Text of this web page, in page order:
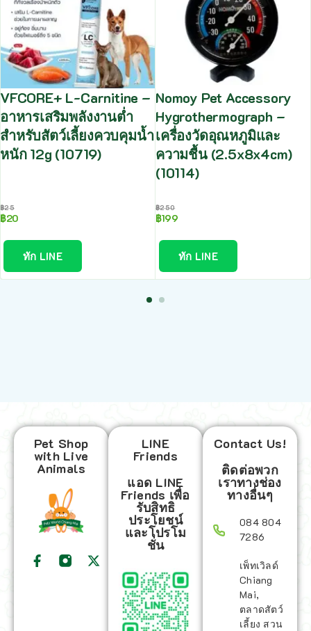
VFCORE+ L-Carnitine –
อาหารเสริมพลังงานต่ำ
สำหรับสัตว์เลี้ยงควบคุมน้ำ
หนัก 12g (10719)
฿25
฿20
ทัก LINE
Nomoy Pet Accessory
Hygrothermograph –
เครื่องวัดอุณหภูมิและ
ความชื้น (2.5x8x4cm)
(10114)
฿250
฿199
ทัก LINE
Pet Shop
with Live
Animals
LINE
Friends
แอด LINE
Friends เพื่อ
รับสิทธิ
ประโยชน์
และโปรโม
ชั่น
Contact Us!
ติดต่อพวก
เราทางช่อง
ทางอื่นๆ
084 804
7286
เพ็ทเวิลด์
Chiang
Mai,
ตลาดสัตว์
เลี้ยง สวน